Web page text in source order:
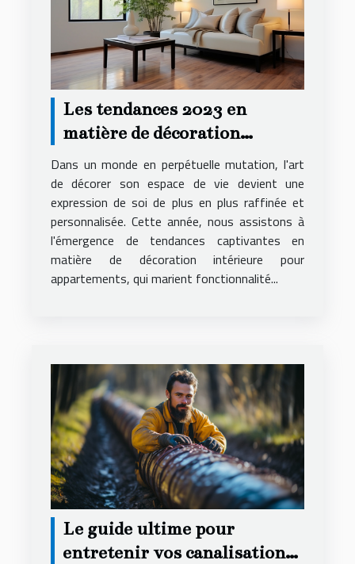
Les tendances 2023 en
matière de décoration
intérieure pour
appartements
Dans un monde en perpétuelle mutation, l'art
de décorer son espace de vie devient une
expression de soi de plus en plus raffinée et
personnalisée. Cette année, nous assistons à
l'émergence de tendances captivantes en
matière de décoration intérieure pour
appartements, qui marient fonctionnalité...
Le guide ultime pour
entretenir vos canalisations